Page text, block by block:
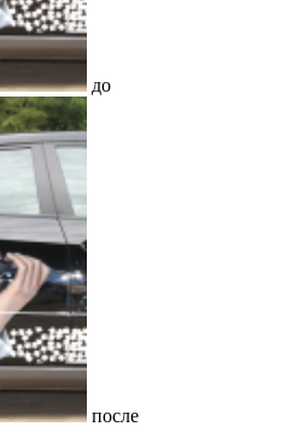
до
после